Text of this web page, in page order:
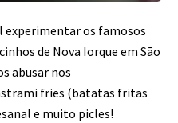
experimentar os famosos
de Nova Iorque em São
abusar nos
fries (batatas fritas
e muito picles!